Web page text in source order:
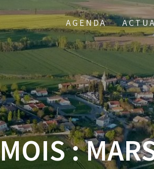
AGENDA
MOIS :